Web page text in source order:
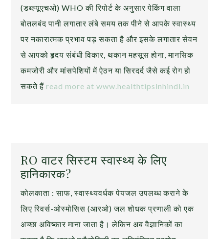
(डब्ल्यूएचओ) WHO की रिपोर्ट के अनुसार पेकिंग वाला
बोतलबंद पानी लगातार लंबे समय तक पीने से आपके स्वास्थ्य
पर नकारात्मक प्रभाव पड़ सकता है और इसके लगातार सेवन
से आपको हृदय संबंधी विकार, थकान महसूस होना, मानसिक
कमजोरी और मांसपेशियों में ऐठन या सिरदर्द जैसे कई रोग हो
सकते हैं read more at www.healthtipsinhindi.in
RO वाटर सिस्टम स्वास्थ्य के लिए
हानिकारक?
कोलकाता : साफ, स्वास्थ्यवर्धक पेयजल उपलब्ध कराने के
लिए रिवर्स-ओस्मोसिस (आरओ) जल शोधक प्रणाली को एक
अच्छा अविष्कार माना जाता है। लेकिन अब वैज्ञानिकों का